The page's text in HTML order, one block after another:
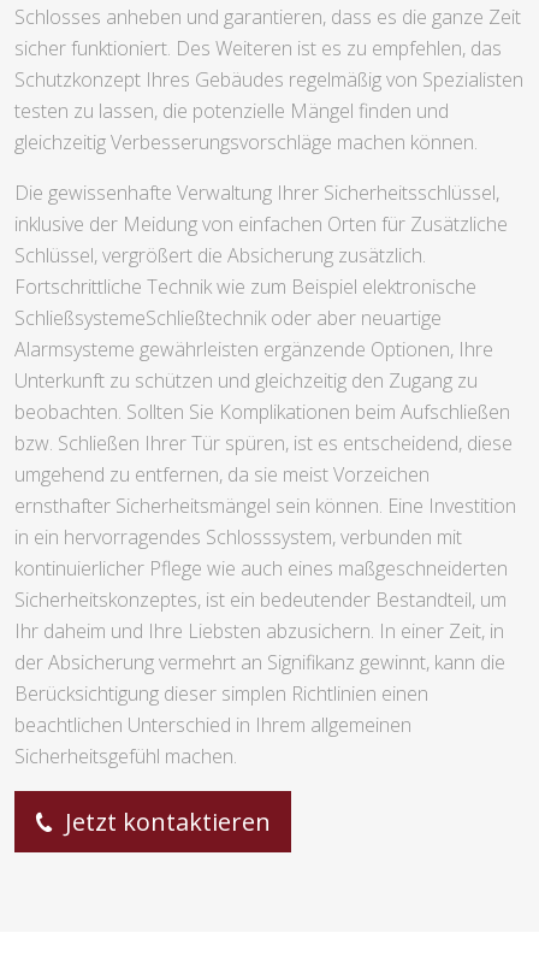
Schlosses anheben und garantieren, dass es die ganze Zeit
sicher funktioniert. Des Weiteren ist es zu empfehlen, das
Schutzkonzept Ihres Gebäudes regelmäßig von Spezialisten
testen zu lassen, die potenzielle Mängel finden und
gleichzeitig Verbesserungsvorschläge machen können.
Die gewissenhafte Verwaltung Ihrer Sicherheitsschlüssel,
inklusive der Meidung von einfachen Orten für Zusätzliche
Schlüssel, vergrößert die Absicherung zusätzlich.
Fortschrittliche Technik wie zum Beispiel elektronische
SchließsystemeSchließtechnik oder aber neuartige
Alarmsysteme gewährleisten ergänzende Optionen, Ihre
Unterkunft zu schützen und gleichzeitig den Zugang zu
beobachten. Sollten Sie Komplikationen beim Aufschließen
bzw. Schließen Ihrer Tür spüren, ist es entscheidend, diese
umgehend zu entfernen, da sie meist Vorzeichen
ernsthafter Sicherheitsmängel sein können. Eine Investition
in ein hervorragendes Schlosssystem, verbunden mit
kontinuierlicher Pflege wie auch eines maßgeschneiderten
Sicherheitskonzeptes, ist ein bedeutender Bestandteil, um
Ihr daheim und Ihre Liebsten abzusichern. In einer Zeit, in
der Absicherung vermehrt an Signifikanz gewinnt, kann die
Berücksichtigung dieser simplen Richtlinien einen
beachtlichen Unterschied in Ihrem allgemeinen
Sicherheitsgefühl machen.
Jetzt kontaktieren